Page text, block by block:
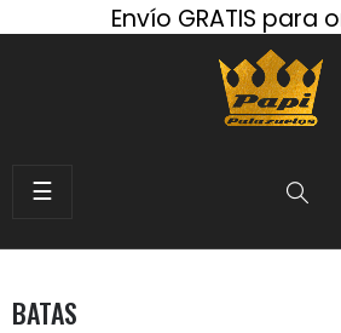
Envío GRATIS
Toggle
☰
BATAS